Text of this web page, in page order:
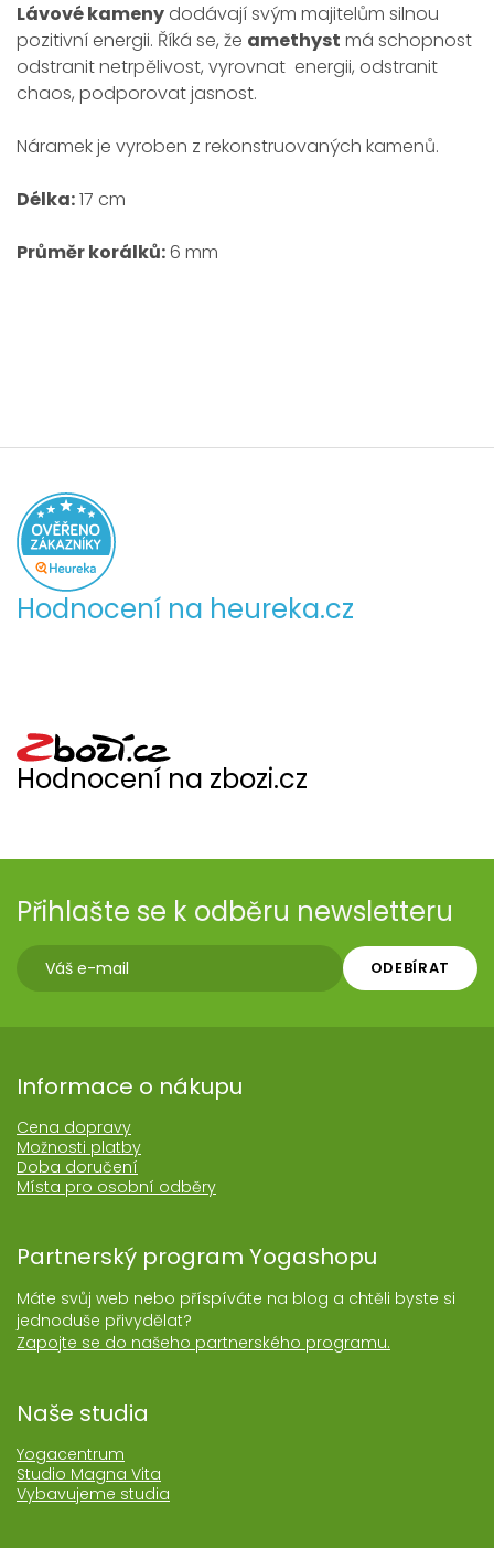
Lávové kameny dodávají svým majitelům silnou
pozitivní energii. Říká se, že amethyst má schopnost
odstranit netrpělivost, vyrovnat energii, odstranit
chaos, podporovat jasnost.
Náramek je vyroben z rekonstruovaných kamenů.
Délka:17 cm
Průměr korálků:6 mm
Hodnocení na heureka.cz
Hodnocení na zbozi.cz
Přihlašte se k odběru newsletteru
ODEBÍRAT
Informace o nákupu
Cena dopravy
Možnosti platby
Doba doručení
Místa pro osobní odběry
Partnerský program Yogashopu
Máte svůj web nebo příspíváte na blog a chtěli byste si
jednoduše přivydělat?
Zapojte se do našeho partnerského programu.
Naše studia
Yogacentrum
Studio Magna Vita
Vybavujeme studia